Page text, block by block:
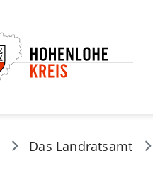
Das Landratsamt